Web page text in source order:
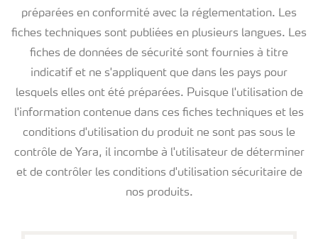
préparées en conformité avec la réglementation. Les
fiches techniques sont publiées en plusieurs langues. Les
fiches de données de sécurité sont fournies à titre
indicatif et ne s'appliquent que dans les pays pour
lesquels elles ont été préparées. Puisque l'utilisation de
l'information contenue dans ces fiches techniques et les
conditions d'utilisation du produit ne sont pas sous le
contrôle de Yara, il incombe à l'utilisateur de déterminer
et de contrôler les conditions d'utilisation sécuritaire de
nos produits.